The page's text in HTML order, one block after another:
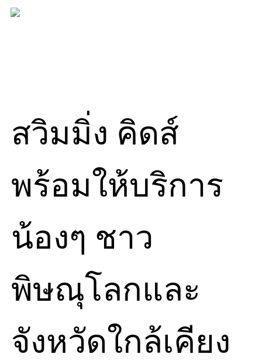
Skip
to
สวิมมิ่ง คิดส์
พร้อมให้บริการ
น้องๆ ชาว
พิษณุโลกและ
จังหวัดใกล้เคียง